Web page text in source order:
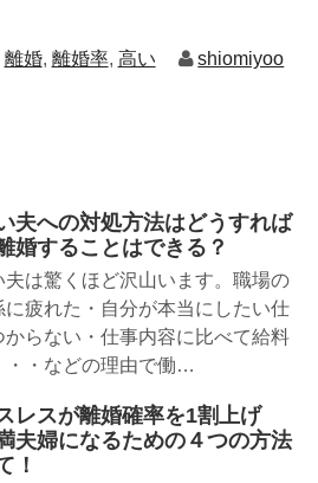
離婚, 離婚率, 高い shiomiyoo
夫への対処方法はどうすれば
婚することはできる？
夫は驚くほど沢山います。職場の
に疲れた・自分が本当にしたい仕
からない・仕事内容に比べて給料
・・などの理由で働…
レスが離婚確率を1割上げ
夫婦になるための４つの方法
！